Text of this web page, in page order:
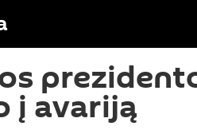
į avariją